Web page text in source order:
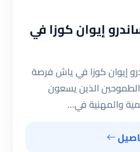
إيوان كوزا في
إيوان كوزا في ياش فرصة
الطموحين الذين يسعون
والمهنية في…